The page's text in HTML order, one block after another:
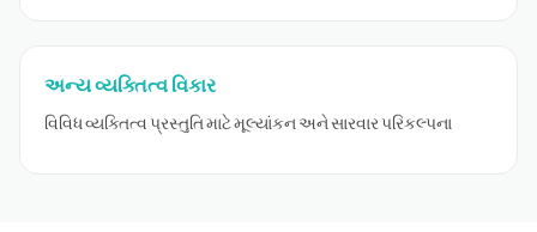
અન્ય વ્યક્તિત્વ વિકાર
વિવિધ વ્યક્તિત્વ પ્રસ્તુતિ માટે મૂલ્યાંકન અને સારવાર પરિકલ્પના